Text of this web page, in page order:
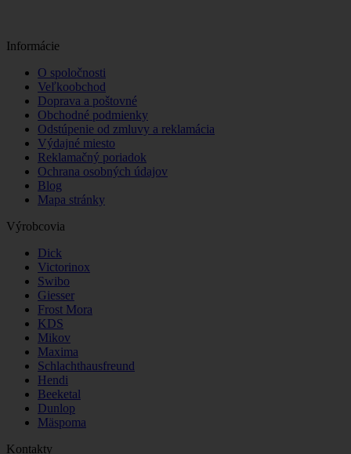
Informácie
O spoločnosti
Veľkoobchod
Doprava a poštovné
Obchodné podmienky
Odstúpenie od zmluvy a reklamácia
Výdajné miesto
Reklamačný poriadok
Ochrana osobných údajov
Blog
Mapa stránky
Výrobcovia
Dick
Victorinox
Swibo
Giesser
Frost Mora
KDS
Mikov
Maxima
Schlachthausfreund
Hendi
Beeketal
Dunlop
Mäspoma
Kontakty